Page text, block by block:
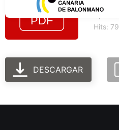
Hits: 79
DESCARGAR